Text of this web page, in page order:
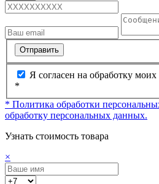
Отправить
Я согласен на обработку
*
* Политика обработки
обработку персональных данных.
Узнать стоимость товара
×